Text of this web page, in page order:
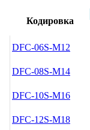
Кодировка
DFC-06S-M12
DFC-08S-M14
DFC-10S-M16
DFC-12S-M18